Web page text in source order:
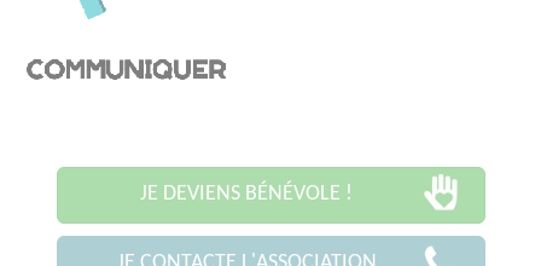
JE DEVIENS BÉNÉVOLE !